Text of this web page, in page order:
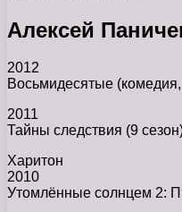
Алексей
2012
Восьмидесятые
2011
Тайны следствия (9
Харитон
2010
Утомлённые солнцем 2: